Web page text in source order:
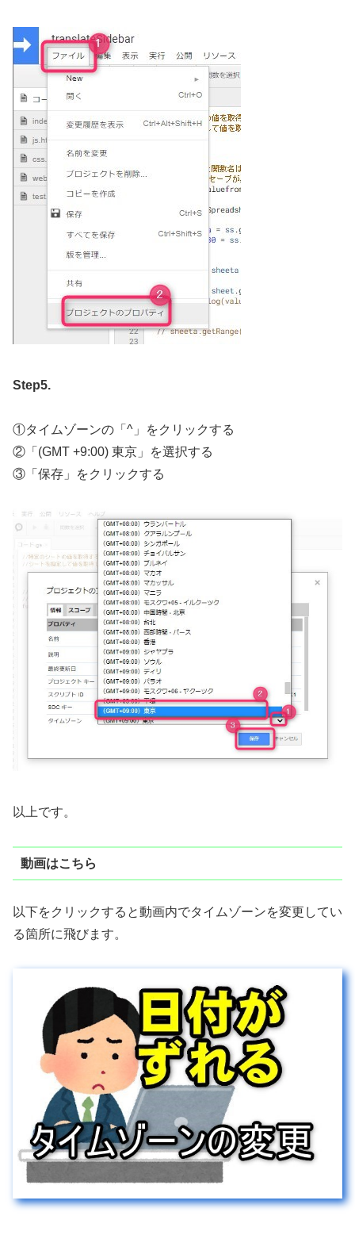
Step5.
①タイムゾーンの「^」をクリックする
②「(GMT +9:00) 東京」を選択する
③「保存」をクリックする
以上です。
動画はこちら
以下をクリックすると動画内でタイムゾーンを変更してい
る箇所に飛びます。